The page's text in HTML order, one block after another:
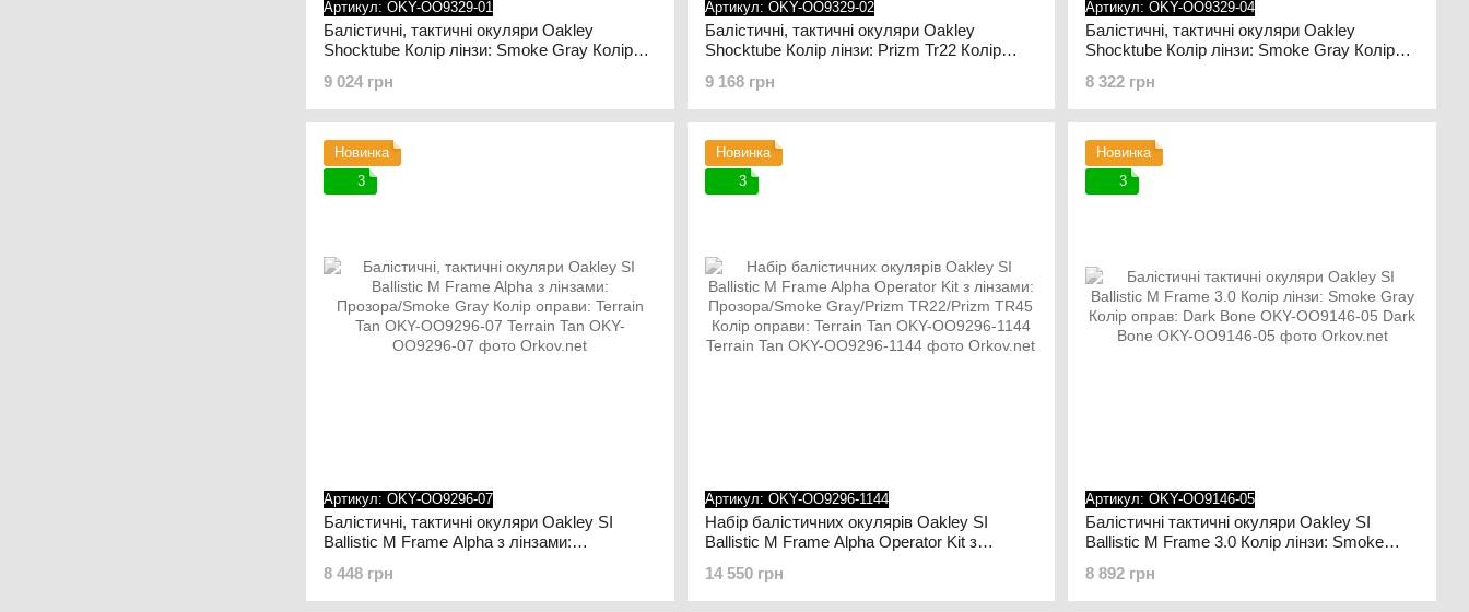
Артикул: OKY-OO9329-01
Балістичні, тактичні окуляри Oakley
Shocktube Колір лінзи: Smoke Gray Колір
Чорний
9 024 грн
Артикул: OKY-OO9329-02
Балістичні, тактичні окуляри Oakley
Shocktube Колір лінзи: Prizm Tr22 Колір
Чорний
9 168 грн
Артикул: OKY-OO9329-04
Балістичні, тактичні окуляри Oakley
Shocktube Колір лінзи: Smoke Gray Колір
Tan
8 322 грн
Новинка
3
Артикул: OKY-OO9296-07
Балістичні, тактичні окуляри Oakley SI
Ballistic M Frame Alpha з лінзами:
Tan OKY-OO9296-07 Terrain Tan
8 448 грн
Новинка
3
Артикул: OKY-OO9296-1144
Набір балістичних окулярів Oakley SI
Ballistic M Frame Alpha Operator Kit з
TR22/Prizm TR45 Колір оправи: Terrain Tan
OKY-OO9296-1144 Terrain Tan
14 550 грн
Новинка
3
Артикул: OKY-OO9146-05
Балістичні тактичні окуляри Oakley SI
Ballistic M Frame 3.0 Колір лінзи: Smoke
05 Dark Bone
8 892 грн